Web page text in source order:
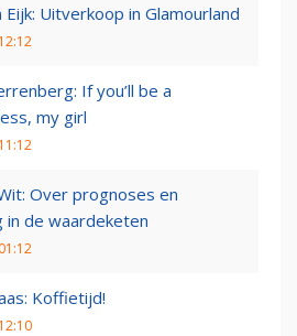
Eijk: Uitverkoop in Glamourland
If you’ll be a
my girl
Over prognoses en
in de waardeketen
Koffietijd!